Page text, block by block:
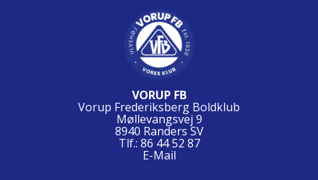
VORUP FB
Vorup Frederiksberg Boldklub
Møllevangsvej 9
8940 Randers SV
Tlf.: 86 44 52 87
E-Mail